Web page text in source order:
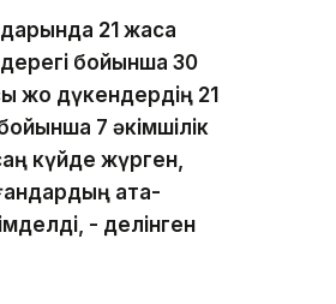
21 жасқа
бойынша 30
жоқ дүкендердің 21
7 әкімшілік
күйде жүрген,
ата-
- делінген